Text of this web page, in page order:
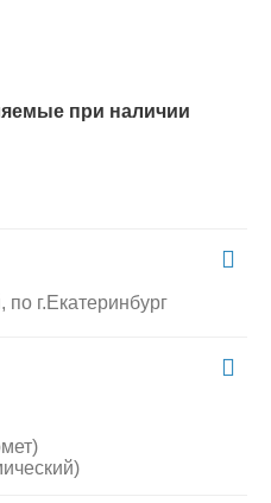
при наличии
по г.Екатеринбург